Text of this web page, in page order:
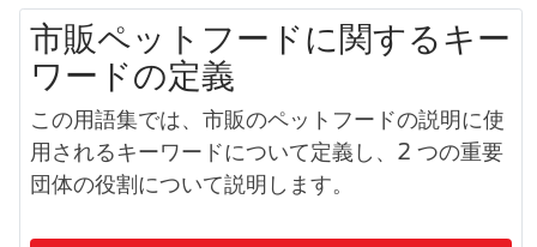
市販ペットフードに関するキー
ワードの定義
この用語集では、市販のペットフードの説明に使
用されるキーワードについて定義し、2 つの重要
団体の役割について説明します。